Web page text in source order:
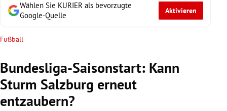
Wählen Sie KURIER als bevorzugte
Google-Quelle
Aktivieren
Fußball
Bundesliga-Saisonstart: Kann
Sturm Salzburg erneut
entzaubern?